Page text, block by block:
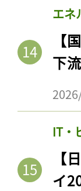
エネ
【
下
IT・
【
イ